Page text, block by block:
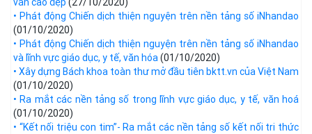
• Phát động Chiến dịch thiện nguyện trên nền tảng số iNhandao
(01/10/2020)
• Phát động Chiến dịch thiện nguyện trên nền tảng số iNhandao
và lĩnh vực giáo dục, y tế, văn hóa(01/10/2020)
• Xây dựng Bách khoa toàn thư mở đầu tiên bktt.vn của Việt Nam
(01/10/2020)
• Ra mắt các nền tảng số trong lĩnh vực giáo dục, y tế, văn hoá​
(01/10/2020)
• “Kết nối triệu con tim”- Ra mắt các nền tảng số kết nối tri thức